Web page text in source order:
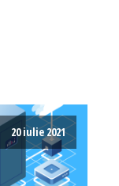
20 iulie 2021